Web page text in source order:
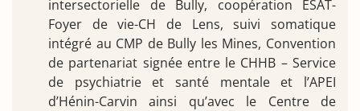
intersectorielle de Bully, coopération ESAT-
Foyer de vie-CH de Lens, suivi somatique
intégré au CMP de Bully les Mines, Convention
de partenariat signée entre le CHHB – Service
de psychiatrie et santé mentale et l’APEI
d’Hénin-Carvin ainsi qu’avec le Centre de